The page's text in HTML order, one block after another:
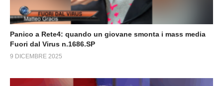
Panico a Rete4: quando un giovane smonta i mass media
Fuori dal Virus n.1686.SP
9 DICEMBRE 2025